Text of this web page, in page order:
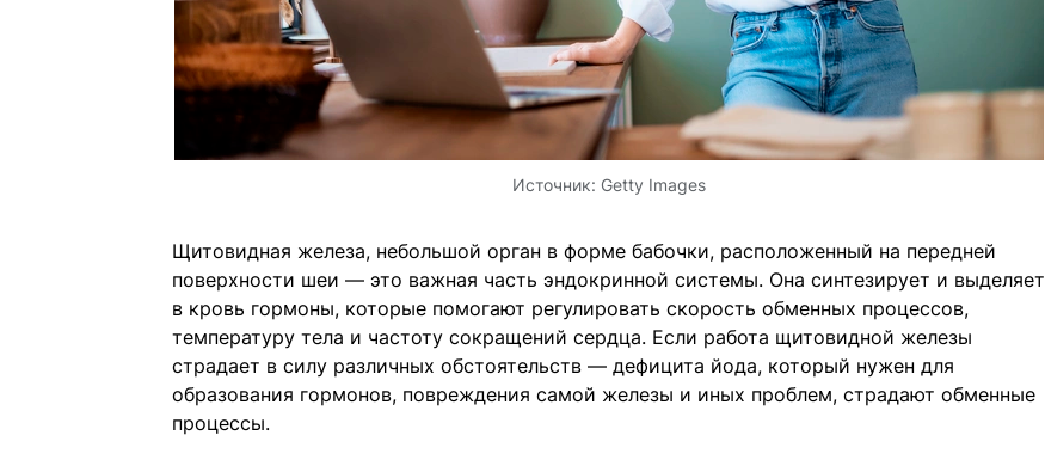
Источник: Getty Images
Щитовидная железа, небольшой орган в форме бабочки, расположенный на передней
поверхности шеи — это важная часть эндокринной системы. Она синтезирует и выделяет
в кровь гормоны, которые помогают регулировать скорость обменных процессов,
температуру тела и частоту сокращений сердца. Если работа щитовидной железы
страдает в силу различных обстоятельств — дефицита йода, который нужен для
образования гормонов, повреждения самой железы и иных проблем, страдают обменные
процессы.